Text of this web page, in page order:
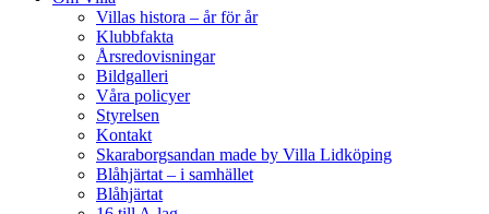
Villas histora – år för år
Klubbfakta
Årsredovisningar
Bildgalleri
Våra policyer
Styrelsen
Kontakt
Skaraborgsandan made by Villa Lidköping
Blåhjärtat – i samhället
Blåhjärtat